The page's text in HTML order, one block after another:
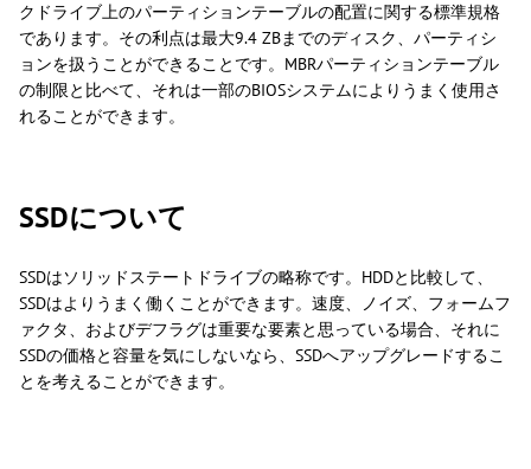
クドライブ上のパーティションテーブルの配置に関する標準規格
であります。その利点は最大9.4 ZBまでのディスク、パーティシ
ョンを扱うことができることです。MBRパーティションテーブル
の制限と比べて、それは一部のBIOSシステムによりうまく使用さ
れることができます。
SSDについて
SSDはソリッドステートドライブの略称です。HDDと比較して、
SSDはよりうまく働くことができます。速度、ノイズ、フォームフ
ァクタ、およびデフラグは重要な要素と思っている場合、それに
SSDの価格と容量を気にしないなら、SSDへアップグレードするこ
とを考えることができます。